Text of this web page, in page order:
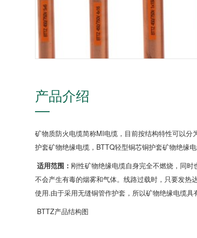
产品介绍
矿物质防火电缆简称MI电缆，目前按结构特性可以
护套矿物绝缘电缆，BTTQ轻型铜芯铜护套矿物绝缘
适用范围： 刚性矿物绝缘电缆自身完全不燃烧，同
不会产生有毒的烟雾和气体。线路过载时，只要发热
使用.由于采用无缝铜管作护套，所以矿物绝缘电缆
BTTZ产品结构图